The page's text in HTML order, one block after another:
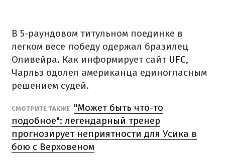
В 5-раундовом титульном поединке в
легком весе победу одержал бразилец
Оливейра. Как информирует сайт UFC,
Чарльз одолел американца единогласным
решением судей.
СМОТРИТЕ ТАКЖЕ "Может быть что-то
подобное": легендарный тренер
прогнозирует неприятности для Усика в
бою с Верховеном